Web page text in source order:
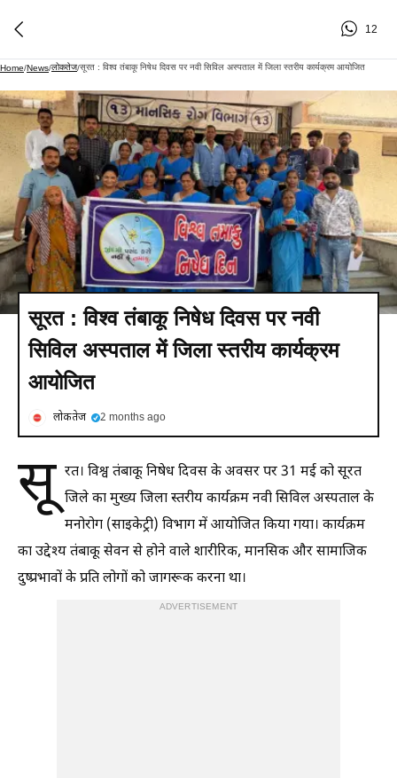
12
Home/News/लोकतेज/सूरत : विश्व तंबाकू निषेध दिवस पर नवी सिविल अस्पताल में जिला स्तरीय कार्यक्रम आयोजित
सूरत : विश्व तंबाकू निषेध दिवस पर नवी
सिविल अस्पताल में जिला स्तरीय कार्यक्रम
आयोजित
लोकतेज 2 months ago
सू रत। विश्व तंबाकू निषेध दिवस के अवसर पर 31 मई को सूरत
जिले का मुख्य जिला स्तरीय कार्यक्रम नवी सिविल अस्पताल के
मनोरोग (साइकेट्री) विभाग में आयोजित किया गया। कार्यक्रम
का उद्देश्य तंबाकू सेवन से होने वाले शारीरिक, मानसिक और सामाजिक
दुष्प्रभावों के प्रति लोगों को जागरूक करना था।
ADVERTISEMENT